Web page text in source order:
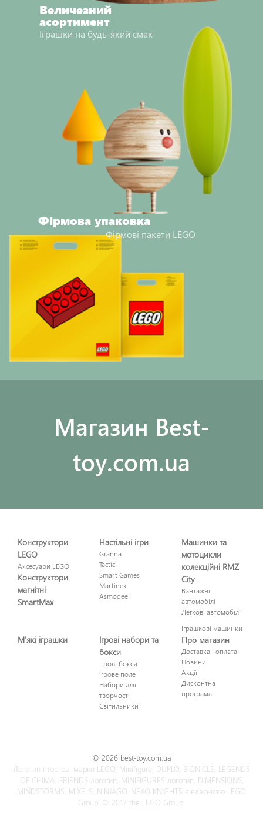
Величезний
асортимент
Іграшки на будь-який смак
Фірмова упаковка
Фірмові пакети LEGO
Maгазин Best-
toy.com.ua
Конструктори
LEGO
Аксесуари LEGO
Конструктори
магнітні
SmartMax
Настільні ігри
Granna
Tactic
Smart Games
Martinex
Asmodee
Машинки та
мотоцикли
колекційні RMZ
City
Вантажні
автомобілі
Легкові автомобілі
Іграшкові машинки
М'які іграшки
Ігрові набори та
бокси
Ігрові бокси
Ігрове поле
Набори для
творчості
Світильники
Про магазин
Доставка і оплата
Новини
Акції
Дисконтна
програма
© 2026 best-toy.com.ua
Логотип і торгові марки LEGO, Minifigure, DUPLO, BIONICLE, LEGENDS
OF CHIMA, FRIENDS логотип, MINIFIGURES логотип, DIMENSIONS,
MINDSTORMS, MIXELS, NINJAGO, NEXO KNIGHTS є власністю LEGO
Group. © 2017 the LEGO Group.